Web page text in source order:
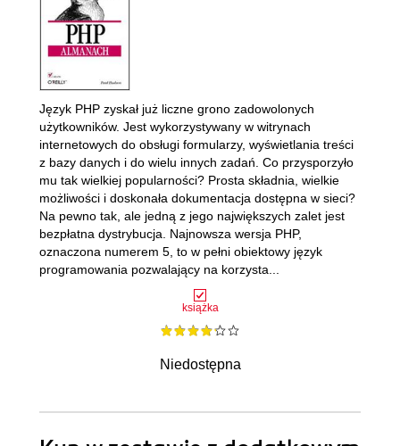
książka
Niedostępna
Język PHP zyskał już liczne grono zadowolonych
użytkowników. Jest wykorzystywany w witrynach
internetowych do obsługi formularzy, wyświetlania treści
z bazy danych i do wielu innych zadań. Co przysporzyło
mu tak wielkiej popularności? Prosta składnia, wielkie
możliwości i doskonała dokumentacja dostępna w sieci?
Na pewno tak, ale jedną z jego największych zalet jest
bezpłatna dystrybucja. Najnowsza wersja PHP,
oznaczona numerem 5, to w pełni obiektowy język
programowania pozwalający na korzysta...